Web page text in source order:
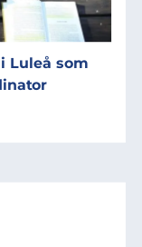
Luleå som